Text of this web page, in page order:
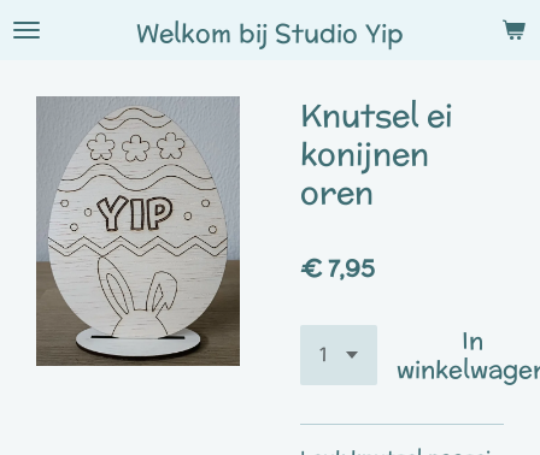
Ga
hoofdinhoud
Welkom bij Studio Yip
Knutsel ei
konijnen
oren
€ 7,95
In